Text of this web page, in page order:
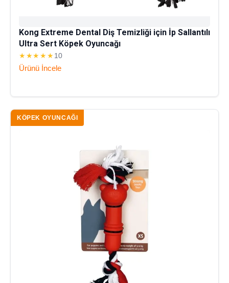
Kong Extreme Dental Diş Temizliği için İp Sallantılı
Ultra Sert Köpek Oyuncağı
★★★★★10
Ürünü İncele
KÖPEK OYUNCAĞI